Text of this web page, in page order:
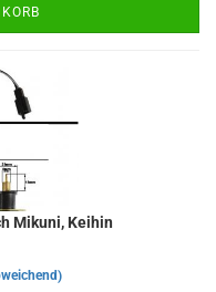
Mikuni, Keihin